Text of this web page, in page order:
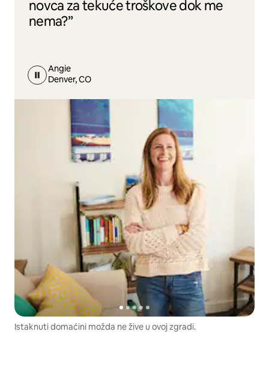
novca za tekuće troškove dok me
nema?”
Angie
Denver, CO
Istaknuti domaćini možda ne žive u ovoj zgradi.